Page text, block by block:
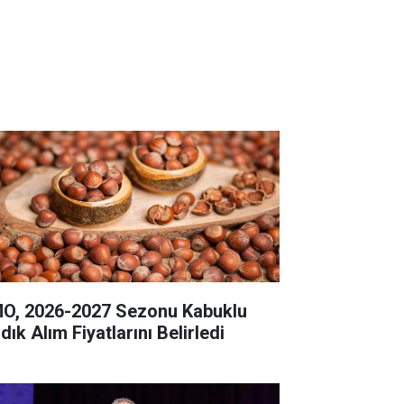
2026-2027 Sezonu Kabuklu
Alım Fiyatlarını Belirledi